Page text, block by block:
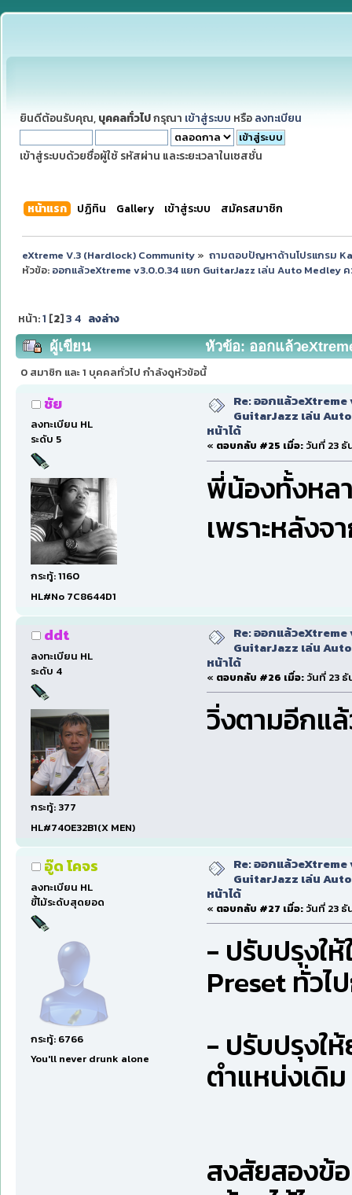
ยินดีต้อนรับคุณ, บุคคลทั่วไปกรุณา เข้าสู่ระบบ หรือ ลงทะเบียน
เข้าสู่ระบบด้วยชื่อผู้ใช้ รหัสผ่าน และระยะเวลาในเซสชั่น
หน้าแรก ปฏิทิน Gallery เข้าสู่ระบบ สมัครสมาชิก
eXtreme V.3 (Hardlock) Community» ถามตอบปัญหาด้านโปรแกรม
หัวข้อ: ออกแล้วeXtreme v3.0.0.34 แยก GuitarJazz เล่น Auto Medley ค
หน้า:1 [2]3 4 ลงล่าง
ผู้เขียน
หัวข้อ: ออกแล้ว
หน้าได้ (อ่าน 118394 ครั้ง)
0 สมาชิก และ 1 บุคคลทั่วไป กำลังดูหัวข้อนี้
ชัย
ลงทะเบียน HL
ระดับ 5
กระทู้: 1160
HL#No 7C8644D1
Re: ออกแล้ว
GuitarJazz เล่น
หน้าได้
« ตอบกลับ #25 เมื่อ: วันที่ 23 ธั
พี่น้องทั้งหล
เพราะหลังจ
ddt
ลงทะเบียน HL
ระดับ 4
กระทู้: 377
HL#740E32B1(X MEN)
Re: ออกแล้ว
GuitarJazz เล่น
หน้าได้
« ตอบกลับ #26 เมื่อ: วันที่ 23 ธั
วิ่งตามอีกแ
อู๊ด โคจร
ลงทะเบียน HL
ขี้โม้ระดับสุดยอด
กระทู้: 6766
You'll never drunk alone
Re: ออกแล้ว
GuitarJazz เล่น
หน้าได้
« ตอบกลับ #27 เมื่อ: วันที่ 23 ธั
- ปรับปรุงใ
Preset ทั่ว
- ปรับปรุงใ
ตำแหน่งเดิม
สงสัยสองข้